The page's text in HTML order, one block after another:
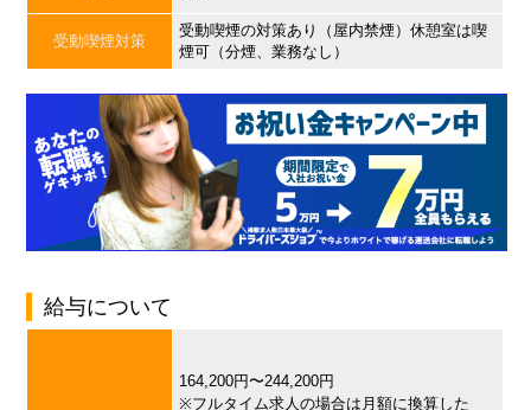
受動喫煙対策
受動喫煙の対策あり（屋内禁煙）休憩室は喫
煙可（分煙、業務なし）
給与について
164,200円〜244,200円
※フルタイム求人の場合は月額に換算した